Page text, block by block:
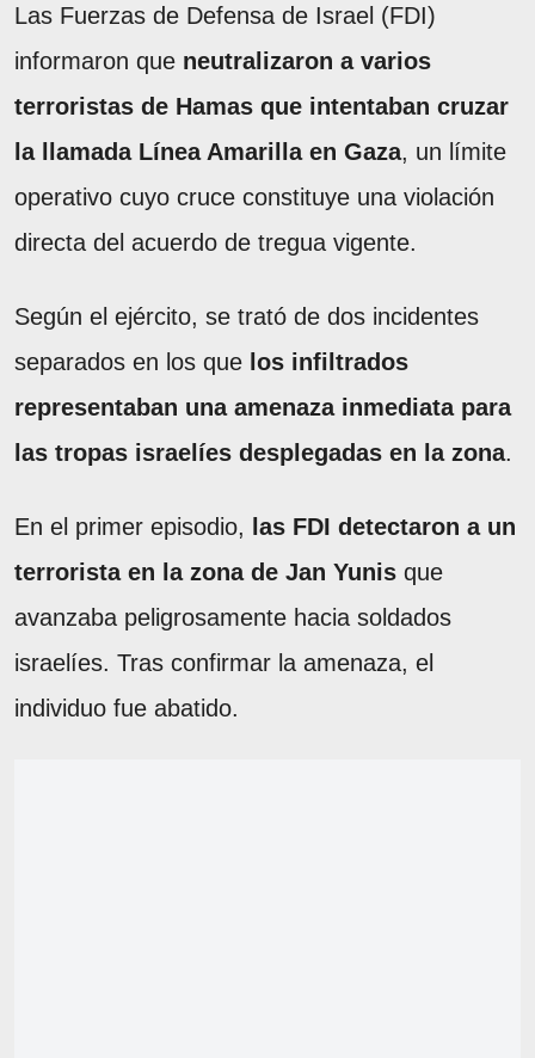
Las Fuerzas de Defensa de Israel (FDI)
informaron que neutralizaron a varios
terroristas de Hamas que intentaban cruzar
la llamada Línea Amarilla en Gaza, un límite
operativo cuyo cruce constituye una violación
directa del acuerdo de tregua vigente.
Según el ejército, se trató de dos incidentes
separados en los que los infiltrados
representaban una amenaza inmediata para
las tropas israelíes desplegadas en la zona.
En el primer episodio,
las FDI detectaron a un
terrorista en la zona de Jan Yunis que
avanzaba peligrosamente hacia soldados
israelíes. Tras confirmar la amenaza, el
individuo fue abatido.